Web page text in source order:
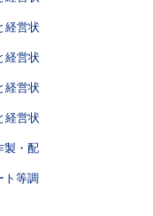
経営状
経営状
経営状
経営状
製・配
ト等調